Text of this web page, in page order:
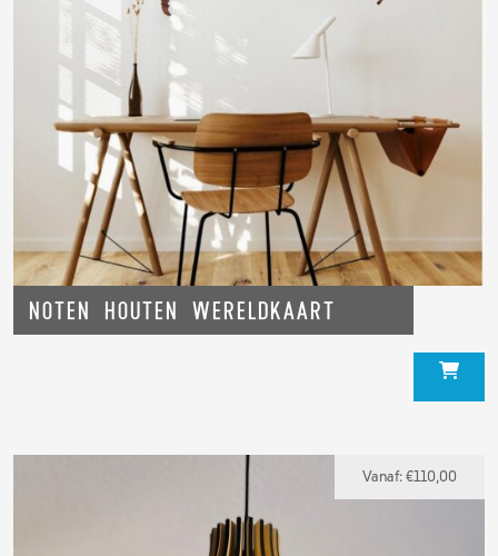
Noten houten Wereldkaart
Vanaf: €110,00